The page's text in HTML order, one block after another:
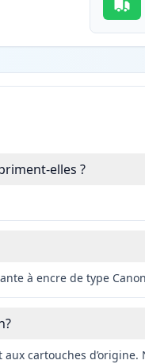
elles ?
à encre de type
cartouches d’origine.